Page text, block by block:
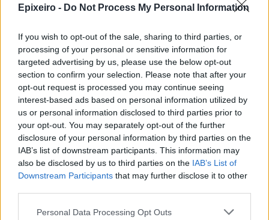
Epixeiro - Do Not Process My Personal Information
If you wish to opt-out of the sale, sharing to third parties, or
processing of your personal or sensitive information for
targeted advertising by us, please use the below opt-out
section to confirm your selection. Please note that after your
opt-out request is processed you may continue seeing
interest-based ads based on personal information utilized by
us or personal information disclosed to third parties prior to
your opt-out. You may separately opt-out of the further
disclosure of your personal information by third parties on the
IAB’s list of downstream participants. This information may
also be disclosed by us to third parties on the IAB’s List of
Downstream Participants that may further disclose it to other
Personal Data Processing Opt Outs
Advertorial
Περισσότερα από το
Trade Estates: Στην κατοχή της το
50% του Sofia South Ring Mall με
τίμημα 49,35 εκατ. ευρώ
07/08/26|16:53
Ατρόμητος και Novibet